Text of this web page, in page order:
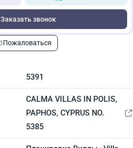
Заказать звонок
Пожаловаться
5391
CALMA VILLAS IN POLIS,
PAPHOS, CYPRUS NO.
5385